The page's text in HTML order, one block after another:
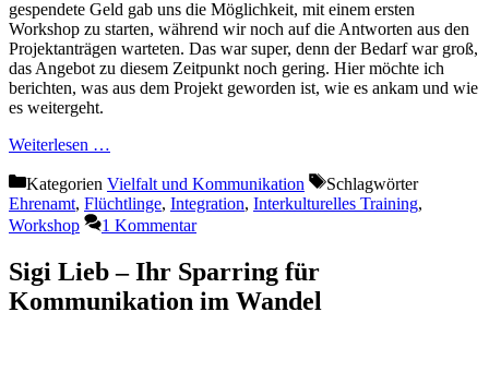
gespendete Geld gab uns die Möglichkeit, mit einem ersten
Workshop zu starten, während wir noch auf die Antworten aus den
Projektanträgen warteten. Das war super, denn der Bedarf war groß,
das Angebot zu diesem Zeitpunkt noch gering. Hier möchte ich
berichten, was aus dem Projekt geworden ist, wie es ankam und wie
es weitergeht.
Weiterlesen …
Kategorien Vielfalt und Kommunikation
Schlagwörter
Ehrenamt, Flüchtlinge, Integration, Interkulturelles Training,
Workshop
1 Kommentar
Sigi Lieb – Ihr Sparring für
Kommunikation im Wandel